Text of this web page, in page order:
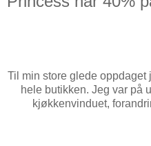
Til min store glede oppdaget
hele butikken. Jeg var på
kjøkkenvinduet,